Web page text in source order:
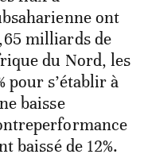
ont
milliards de
du Nord, les
pour s’établir à
baisse
baissé de 12%.